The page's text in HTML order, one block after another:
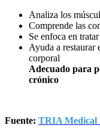
Analiza los
Comprende las
Se enfoca en
Ayuda a
corporal
Adecuado para
crónico
Fuente: TRIA Medical